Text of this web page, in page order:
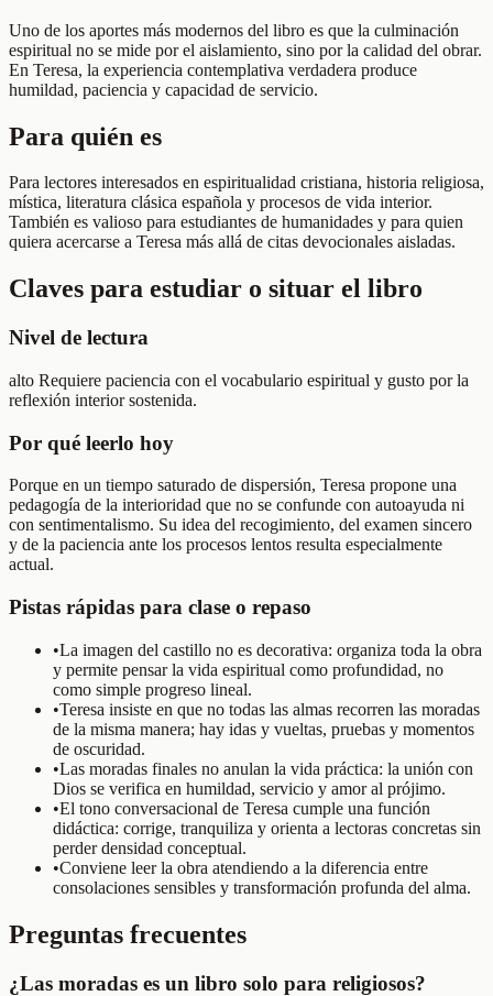
Uno de los aportes más modernos del libro es que la culminación
espiritual no se mide por el aislamiento, sino por la calidad del obrar.
En Teresa, la experiencia contemplativa verdadera produce
humildad, paciencia y capacidad de servicio.
Para quién es
Para lectores interesados en espiritualidad cristiana, historia religiosa,
mística, literatura clásica española y procesos de vida interior.
También es valioso para estudiantes de humanidades y para quien
quiera acercarse a Teresa más allá de citas devocionales aisladas.
Claves para estudiar o situar el libro
Nivel de lectura
alto Requiere paciencia con el vocabulario espiritual y gusto por la
reflexión interior sostenida.
Por qué leerlo hoy
Porque en un tiempo saturado de dispersión, Teresa propone una
pedagogía de la interioridad que no se confunde con autoayuda ni
con sentimentalismo. Su idea del recogimiento, del examen sincero
y de la paciencia ante los procesos lentos resulta especialmente
actual.
Pistas rápidas para clase o repaso
•La imagen del castillo no es decorativa: organiza toda la obra
y permite pensar la vida espiritual como profundidad, no
como simple progreso lineal.
•Teresa insiste en que no todas las almas recorren las moradas
de la misma manera; hay idas y vueltas, pruebas y momentos
de oscuridad.
•Las moradas finales no anulan la vida práctica: la unión con
Dios se verifica en humildad, servicio y amor al prójimo.
•El tono conversacional de Teresa cumple una función
didáctica: corrige, tranquiliza y orienta a lectoras concretas sin
perder densidad conceptual.
•Conviene leer la obra atendiendo a la diferencia entre
consolaciones sensibles y transformación profunda del alma.
Preguntas frecuentes
¿Las moradas es un libro solo para religiosos?